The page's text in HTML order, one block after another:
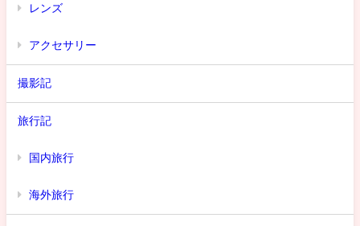
レンズ
アクセサリー
撮影記
旅行記
国内旅行
海外旅行